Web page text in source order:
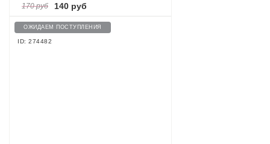
170 руб 140 руб
ОЖИДАЕМ ПОСТУПЛЕНИЯ
ID: 274482